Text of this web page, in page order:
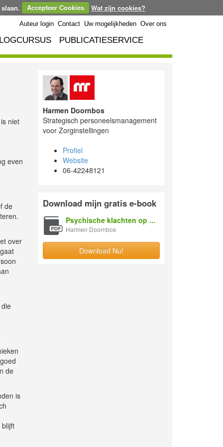
Accepteer Cookies Wat zijn cookies?
Auteur login Contact Uw mogelijkheden Over ons
PUBLICATIESERVICE
niet
even
de
over
de
is
Harmen Doornbos
Strategisch personeelsmanagement
voor Zorginstellingen
Profiel
Website
06-42248121
Download mijn gratis e-book
Psychische klachten op ...
Harmen Doornbos
Download Nu!